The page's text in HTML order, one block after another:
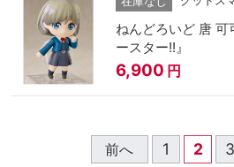
ねんどろいど 唐
ースター!!』
6,900 円
前へ 1 2 3